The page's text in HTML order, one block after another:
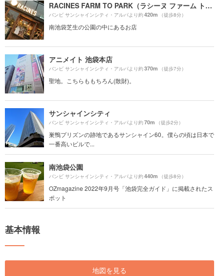
RACINES FARM TO PARK（ラシーヌ ファーム トゥー パーク）
バンビ サンシャインシティ・アルパより約420m （徒歩8分）
南池袋芝生の公園の中にあるお店
アニメイト 池袋本店
バンビ サンシャインシティ・アルパより約370m （徒歩7分）
聖地。こちらももちろん(散財)。
サンシャインシティ
バンビ サンシャインシティ・アルパより約70m （徒歩2分）
巣鴨プリズンの跡地であるサンシャイン60。僕らの頃は日本で
一番高いビルで...
南池袋公園
バンビ サンシャインシティ・アルパより約440m （徒歩8分）
OZmagazine 2022年9月号「池袋完全ガイド」に掲載されたス
ポット
基本情報
地図を見る